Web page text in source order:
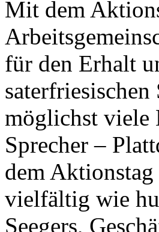
Mit dem
für den Erhalt
möglichst viele
Sprecher –
dem
vielfältig wie
Seegers,